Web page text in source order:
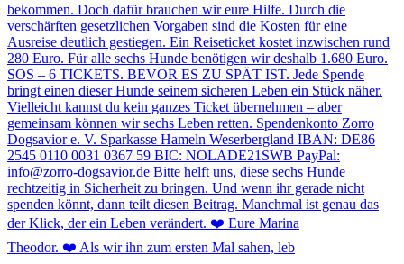
Theodor. ❤️ Als wir ihn zum ersten Mal sahen, leb